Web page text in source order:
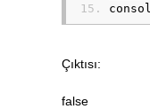
Çıktısı:
false